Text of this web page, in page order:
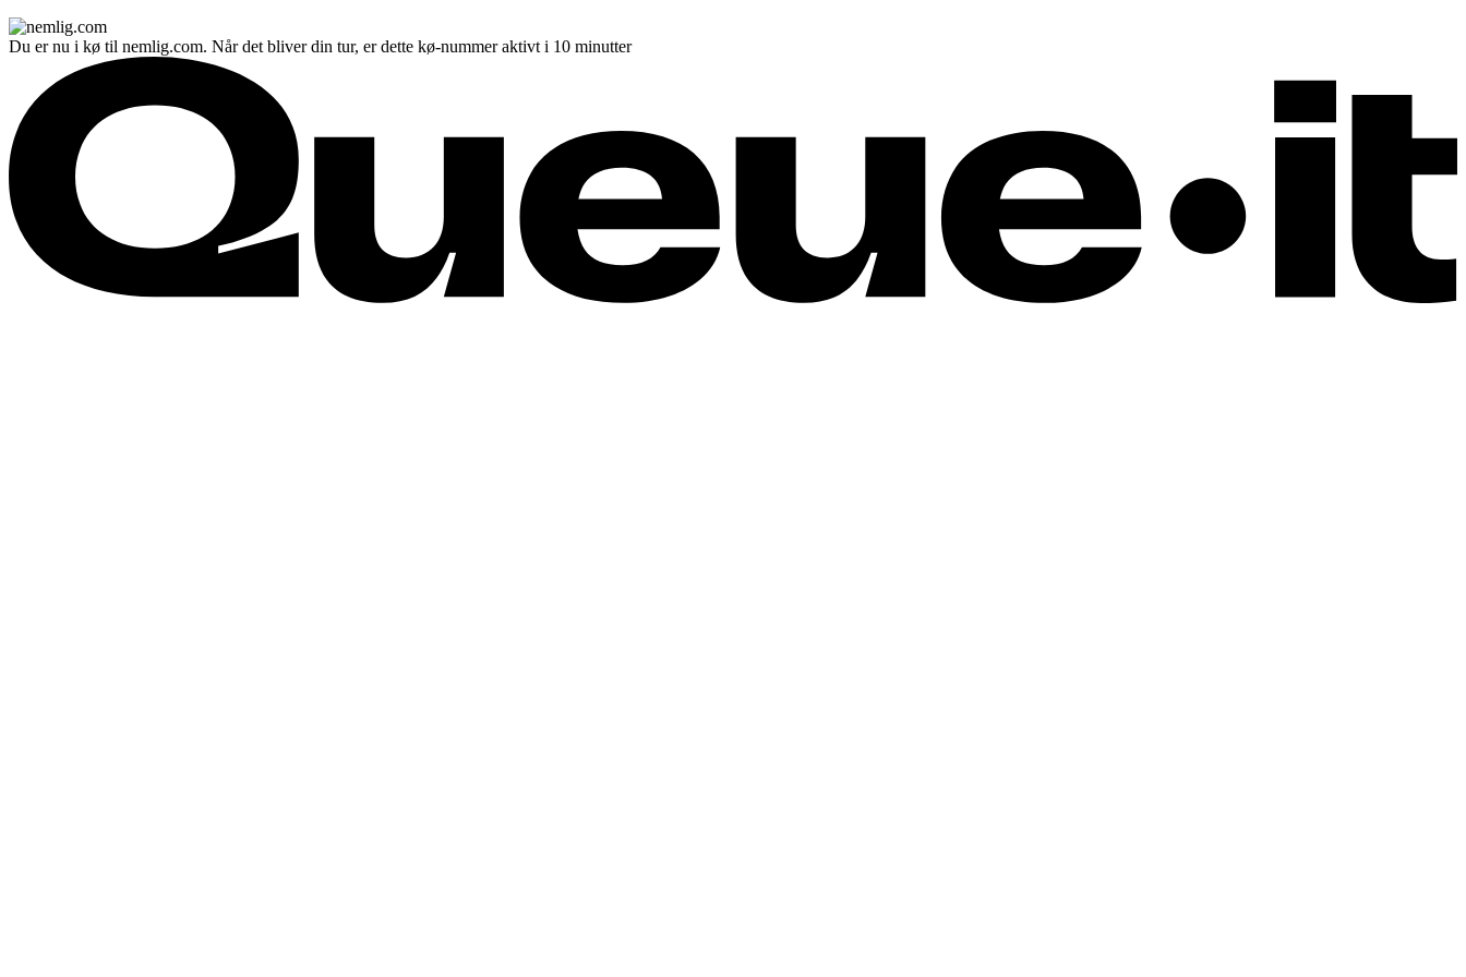
Du er nu i kø til nemlig.com. Når det bliver din tur, er dette kø-nummer aktivt i 10 minutter